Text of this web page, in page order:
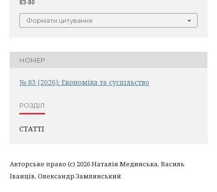
83-80
Формати цитування
НОМЕР
№ 83 (2026): Економіка та суспільство
РОЗДІЛ
СТАТТІ
Авторське право (c) 2026 Наталія Мединська, Василь
Іванців, Олександр Замлинський